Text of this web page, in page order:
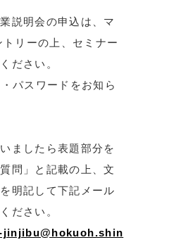
説明会の申込は、マ
リーの上、セミナー
ださい。
パスワードをお知ら
ましたら表題部分を
問」と記載の上、文
明記して下記メール
ださい。
jinjibu@hokuoh.shin